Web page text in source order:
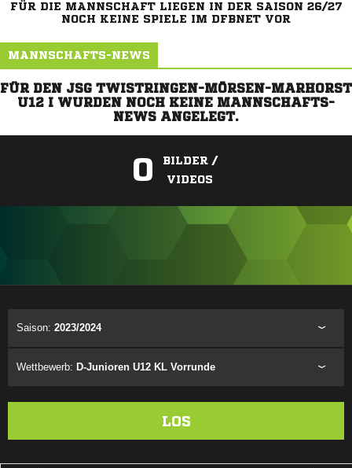
FÜR DIE MANNSCHAFT LIEGEN IN DER SAISON 26/27
NOCH KEINE SPIELE IM DFBNET VOR
MANNSCHAFTS-NEWS
FÜR DEN JSG TWISTRINGEN-MÖRSEN-MARHORST
U12 I WURDEN NOCH KEINE MANNSCHAFTS-
NEWS ANGELEGT.
0
BILDER /
VIDEOS
Saison: 2023/2024
Wettbewerb: D-Junioren U12 KL Vorrunde
LOS